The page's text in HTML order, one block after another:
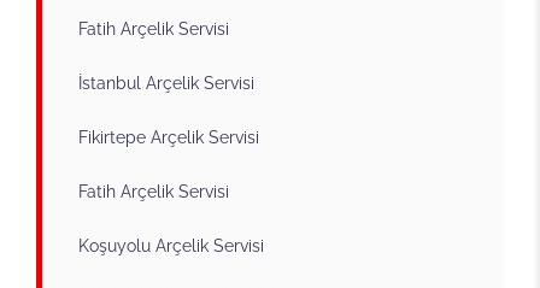
Fatih Arçelik Servisi
İstanbul Arçelik Servisi
Fikirtepe Arçelik Servisi
Fatih Arçelik Servisi
Koşuyolu Arçelik Servisi